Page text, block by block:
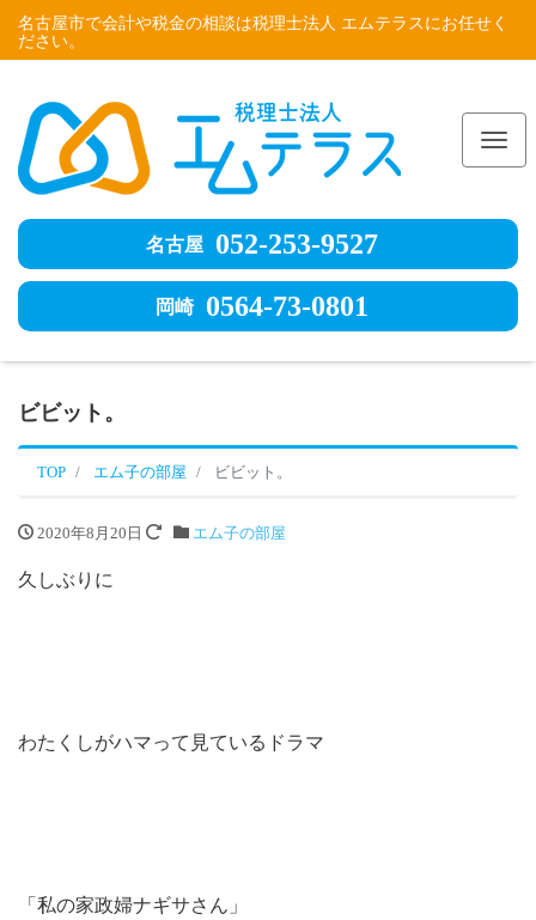
名古屋市で会計や税金の相談は税理士法人 エムテラスにお任せく
ださい。
名古屋 052-253-9527
岡崎 0564-73-0801
ビビット。
TOP エム子の部屋 ビビット。
2020年8月20日 エム子の部屋
久しぶりに
わたくしがハマって見ているドラマ
「私の家政婦ナギサさん」